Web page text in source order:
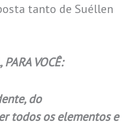
tanto de Suéllen
VOCÊ:
do
todos os elementos e